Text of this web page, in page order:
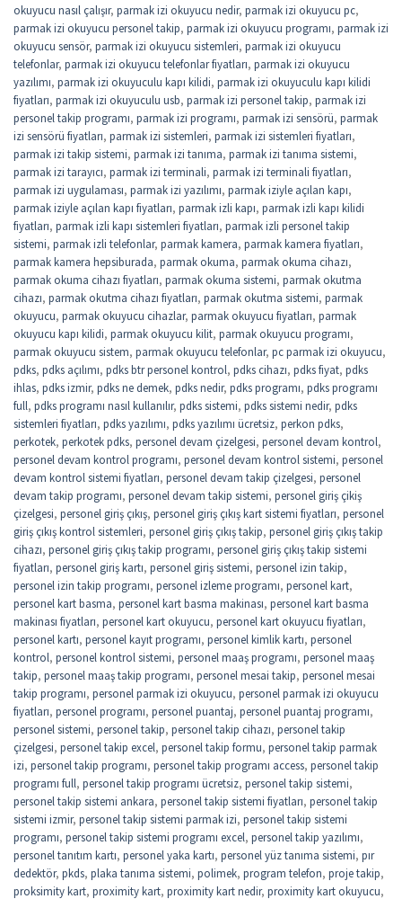
okuyucu nasıl çalışır, parmak izi okuyucu nedir, parmak izi okuyucu pc,
parmak izi okuyucu personel takip, parmak izi okuyucu programı, parmak izi
okuyucu sensör, parmak izi okuyucu sistemleri, parmak izi okuyucu
telefonlar, parmak izi okuyucu telefonlar fiyatları, parmak izi okuyucu
yazılımı, parmak izi okuyuculu kapı kilidi, parmak izi okuyuculu kapı kilidi
fiyatları, parmak izi okuyuculu usb, parmak izi personel takip, parmak izi
personel takip programı, parmak izi programı, parmak izi sensörü, parmak
izi sensörü fiyatları, parmak izi sistemleri, parmak izi sistemleri fiyatları,
parmak izi takip sistemi, parmak izi tanıma, parmak izi tanıma sistemi,
parmak izi tarayıcı, parmak izi terminali, parmak izi terminali fiyatları,
parmak izi uygulaması, parmak izi yazılımı, parmak iziyle açılan kapı,
parmak iziyle açılan kapı fiyatları, parmak izli kapı, parmak izli kapı kilidi
fiyatları, parmak izli kapı sistemleri fiyatları, parmak izli personel takip
sistemi, parmak izli telefonlar, parmak kamera, parmak kamera fiyatları,
parmak kamera hepsiburada, parmak okuma, parmak okuma cihazı,
parmak okuma cihazı fiyatları, parmak okuma sistemi, parmak okutma
cihazı, parmak okutma cihazı fiyatları, parmak okutma sistemi, parmak
okuyucu, parmak okuyucu cihazlar, parmak okuyucu fiyatları, parmak
okuyucu kapı kilidi, parmak okuyucu kilit, parmak okuyucu programı,
parmak okuyucu sistem, parmak okuyucu telefonlar, pc parmak izi okuyucu,
pdks, pdks açılımı, pdks btr personel kontrol, pdks cihazı, pdks fiyat, pdks
ihlas, pdks izmir, pdks ne demek, pdks nedir, pdks programı, pdks programı
full, pdks programı nasıl kullanılır, pdks sistemi, pdks sistemi nedir, pdks
sistemleri fiyatları, pdks yazılımı, pdks yazılımı ücretsiz, perkon pdks,
perkotek, perkotek pdks, personel devam çizelgesi, personel devam kontrol,
personel devam kontrol programı, personel devam kontrol sistemi, personel
devam kontrol sistemi fiyatları, personel devam takip çizelgesi, personel
devam takip programı, personel devam takip sistemi, personel giriş çikiş
çizelgesi, personel giriş çıkış, personel giriş çıkış kart sistemi fiyatları, personel
giriş çıkış kontrol sistemleri, personel giriş çıkış takip, personel giriş çıkış takip
cihazı, personel giriş çıkış takip programı, personel giriş çıkış takip sistemi
fiyatları, personel giriş kartı, personel giriş sistemi, personel izin takip,
personel izin takip programı, personel izleme programı, personel kart,
personel kart basma, personel kart basma makinası, personel kart basma
makinası fiyatları, personel kart okuyucu, personel kart okuyucu fiyatları,
personel kartı, personel kayıt programı, personel kimlik kartı, personel
kontrol, personel kontrol sistemi, personel maaş programı, personel maaş
takip, personel maaş takip programı, personel mesai takip, personel mesai
takip programı, personel parmak izi okuyucu, personel parmak izi okuyucu
fiyatları, personel programı, personel puantaj, personel puantaj programı,
personel sistemi, personel takip, personel takip cihazı, personel takip
çizelgesi, personel takip excel, personel takip formu, personel takip parmak
izi, personel takip programı, personel takip programı access, personel takip
programı full, personel takip programı ücretsiz, personel takip sistemi,
personel takip sistemi ankara, personel takip sistemi fiyatları, personel takip
sistemi izmir, personel takip sistemi parmak izi, personel takip sistemi
programı, personel takip sistemi programı excel, personel takip yazılımı,
personel tanıtım kartı, personel yaka kartı, personel yüz tanıma sistemi, pır
dedektör, pkds, plaka tanıma sistemi, polimek, program telefon, proje takip,
proksimity kart, proximity kart, proximity kart nedir, proximity kart okuyucu,